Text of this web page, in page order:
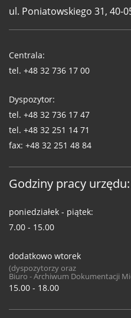
ul. Poniatowskiego 31, 40-
WUG
Centrala:
tel. +48 32 736 17 00
Dyspozytor:
tel. +48 32 736 17 47
tel. +48 32 251 14 71
fax: +48 32 251 48 84
Godziny pracy urzędu:
poniedziałek - piątek:
7.00 - 15.00
dodatkowo wtorek
(dyspozytorzy oraz
Biuro - Archiwum Dokumentacji
15.00 - 18.00